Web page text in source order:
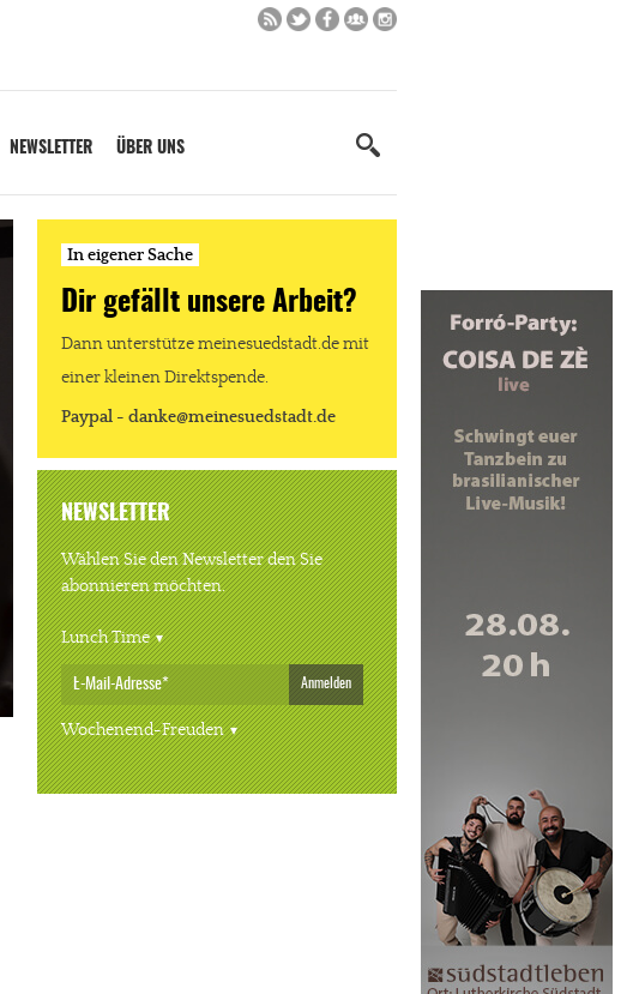
NEWSLETTER ÜBER UNS
In eigener Sache
Dir gefällt unsere Arbeit?
Dann unterstütze meinesuedstadt.de mit
einer kleinen Direktspende.
Paypal - danke@meinesuedstadt.de
NEWSLETTER
Wählen Sie den Newsletter den Sie
abonnieren möchten.
Lunch Time
Anmelden
Wochenend-Freuden